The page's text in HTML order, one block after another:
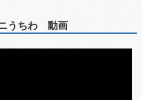
ニうちわ 動画